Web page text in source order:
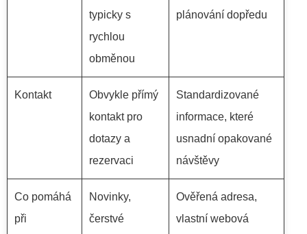
typicky s
rychlou
obměnou
plánování dopředu
Kontakt
Obvykle přímý
kontakt pro
dotazy a
rezervaci
Standardizované
informace, které
usnadní opakované
návštěvy
Co pomáhá
při
Novinky,
čerstvé
Ověřená adresa,
vlastní webová